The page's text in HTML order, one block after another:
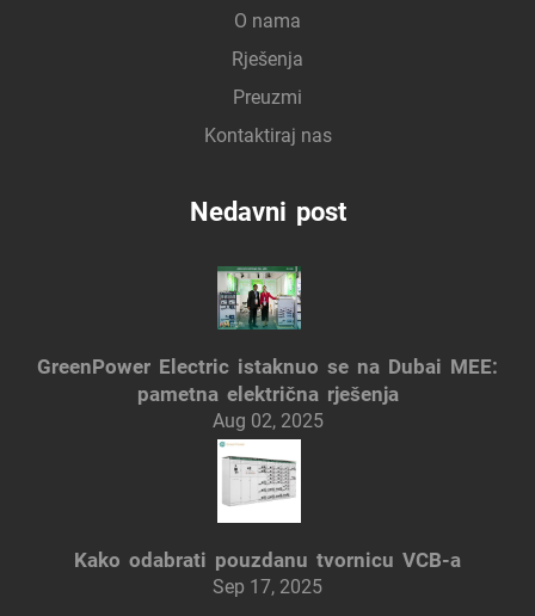
O nama
Rješenja
Preuzmi
Kontaktiraj nas
Nedavni post
GreenPower Electric istaknuo se na Dubai MEE:
pametna električna rješenja
Aug 02, 2025
Kako odabrati pouzdanu tvornicu VCB-a
Sep 17, 2025